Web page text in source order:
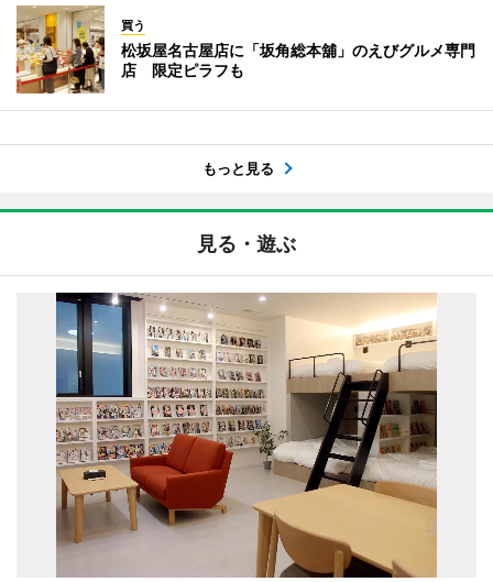
買う
松坂屋名古屋店に「坂角総本舖」のえびグルメ専門
店 限定ピラフも
もっと見る
見る・遊ぶ